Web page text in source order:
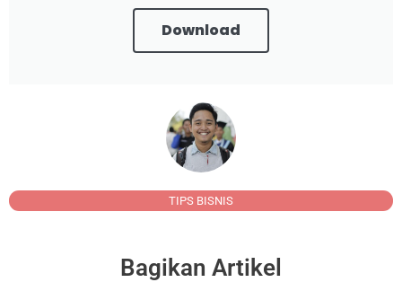
Download
TIPS BISNIS
Bagikan Artikel